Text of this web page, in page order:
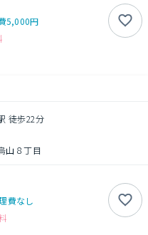
5,000円
徒歩22分
山８丁目
費なし